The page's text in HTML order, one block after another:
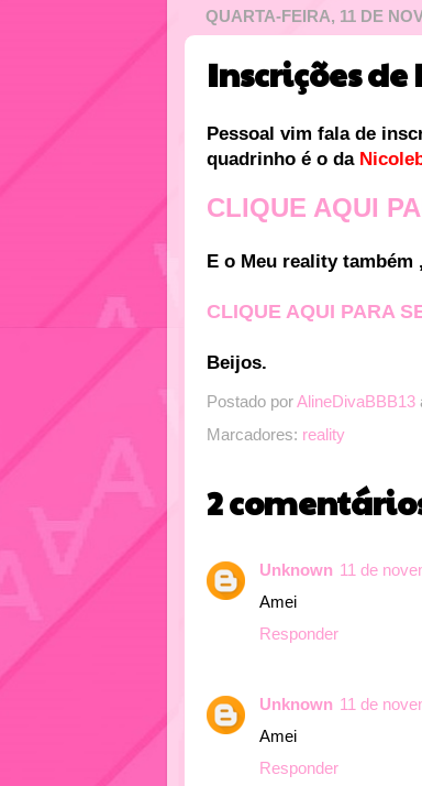
QUARTA-FEIRA, 11 DE
Inscrições
Pessoal vim fala de
quadrinho é o da
CLIQUE AQUI
E o Meu reality também
CLIQUE AQUI PARA
Beijos.
Postado porAlineDivaBBB13
Marcadores: reality
2
Unknown 11 de
Amei
Responder
Unknown 11 de
Amei
Responder